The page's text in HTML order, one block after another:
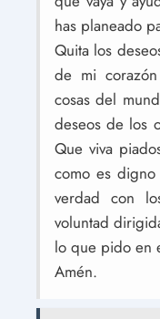
has planeado
Quita los
de mi
cosas del
deseos de los
Que viva
como es
verdad con
voluntad
lo que pido en
Amén.